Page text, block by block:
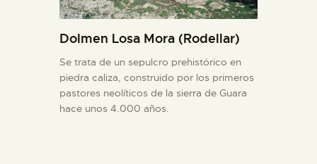
Dolmen Losa Mora (Rodellar)
Se trata de un sepulcro prehistórico en
piedra caliza, construido por los primeros
pastores neolíticos de la sierra de Guara
hace unos 4.000 años.